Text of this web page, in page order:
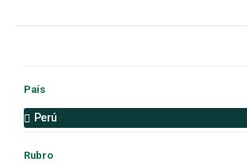
País
Perú
Rubro